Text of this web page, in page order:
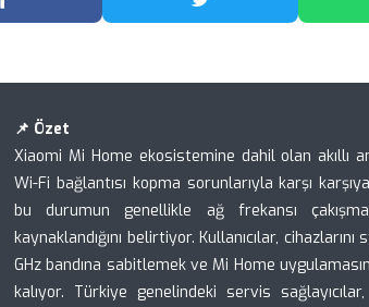
Facebook'ta Paylaş Twitter'da Paylaş
📌 Özet
Xiaomi Mi Home ekosistemine dahil olan akıllı
Wi-Fi bağlantısı kopma sorunlarıyla karşı
bu durumun genellikle ağ frekansı
kaynaklandığını belirtiyor. Kullanıcılar,
GHz bandına sabitlemek ve Mi Home
kalıyor. Türkiye genelindeki servis